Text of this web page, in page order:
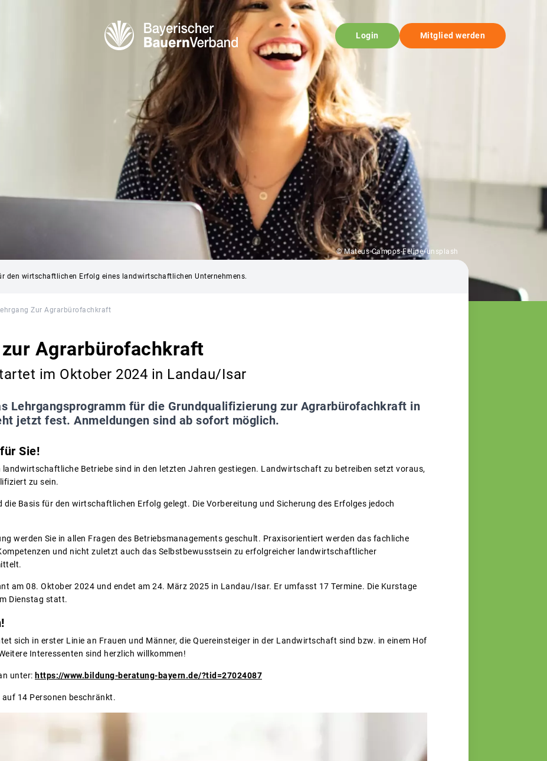
Login Mitglied werden
© Mateus Campos-Felipe/unsplash
den wirtschaftlichen Erfolg eines landwirtschaftlichen Unternehmens.
Zur Agrarbürofachkraft
Agrarbürofachkraft
im Oktober 2024 in Landau/Isar
Lehrgangsprogramm für die Grundqualifizierung zur Agrarbürofachkraft in
jetzt fest. Anmeldungen sind ab sofort möglich.
Sie!
landwirtschaftliche Betriebe sind in den letzten Jahren gestiegen. Landwirtschaft zu betreiben setzt voraus,
zu sein.
die Basis für den wirtschaftlichen Erfolg gelegt. Die Vorbereitung und Sicherung des Erfolges jedoch
werden Sie in allen Fragen des Betriebsmanagements geschult. Praxisorientiert werden das fachliche
und nicht zuletzt auch das Selbstbewusstsein zu erfolgreicher landwirtschaftlicher
am 08. Oktober 2024 und endet am 24. März 2025 in Landau/Isar. Er umfasst 17 Termine. Die Kurstage
Dienstag statt.
sich in erster Linie an Frauen und Männer, die Quereinsteiger in der Landwirtschaft sind bzw. in einem Hof
Interessenten sind herzlich willkommen!
unter: https://www.bildung-beratung-bayern.de/?tid=27024087
auf 14 Personen beschränkt.